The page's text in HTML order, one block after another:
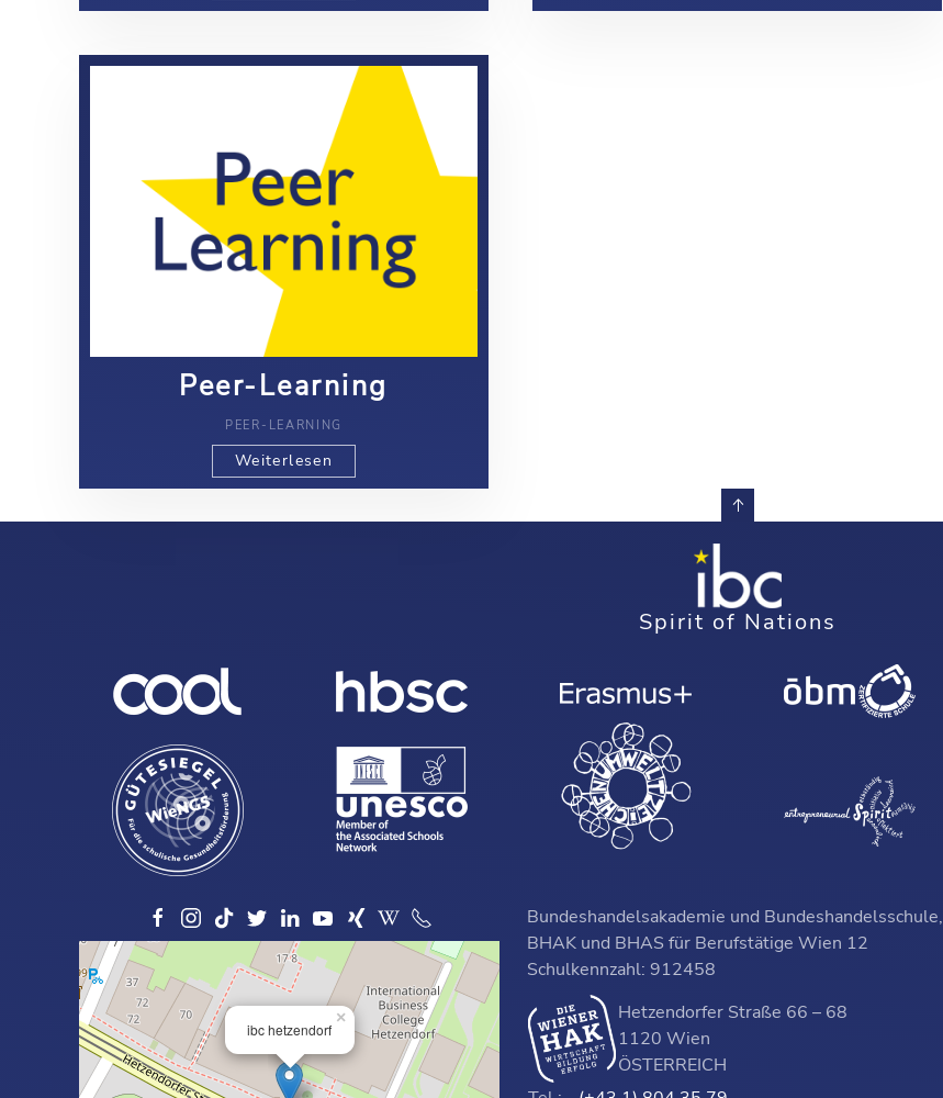
Peer-Learning
PEER-LEARNING
Weiterlesen
Spirit of Nations
ibc hetzendorf
×
Bundeshandelsakademie und Bundeshandelsschule,
BHAK und BHAS für Berufstätige Wien 12
Schulkennzahl: 912458
Hetzendorfer Straße 66 – 68
1120 Wien
ÖSTERREICH